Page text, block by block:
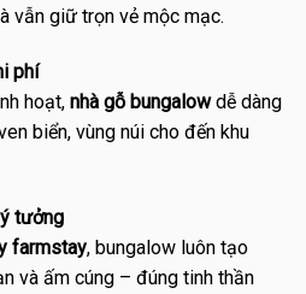
vẫn giữ trọn vẻ mộc mạc.
phí
hoạt, nhà gỗ bungalowdễ dàng
biển, vùng núi cho đến khu
tưởng
farmstay, bungalow luôn tạo
và ấm cúng – đúng tinh thần